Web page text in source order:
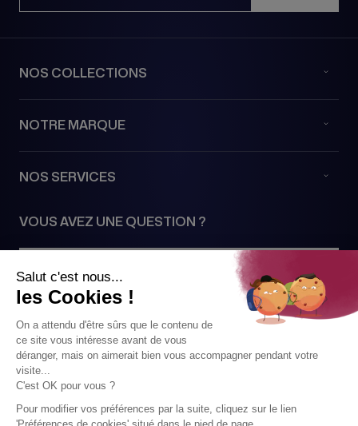
NOS COLLECTIONS
NOTRE MARQUE
NOS SERVICES
VOUS AVEZ UNE QUESTION ?
SUIVEZ NOUS